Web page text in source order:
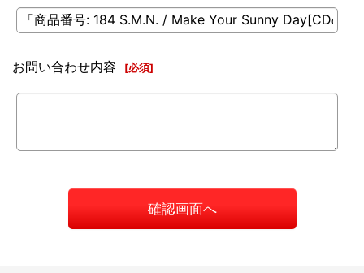
お問い合わせ内容 [必須]
確認画面へ